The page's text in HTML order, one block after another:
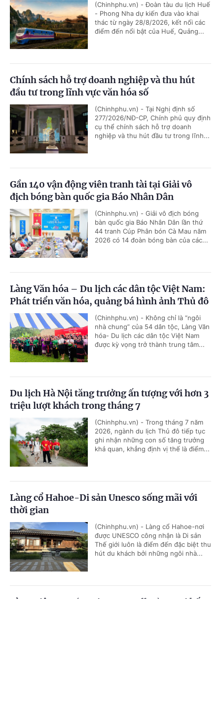
(Chinhphu.vn) - Đoàn tàu du lịch Huế
- Phong Nha dự kiến đưa vào khai
thác từ ngày 28/8/2026, kết nối các
điểm đến nổi bật của Huế, Quảng...
Chính sách hỗ trợ doanh nghiệp và thu hút
đầu tư trong lĩnh vực văn hóa số
(Chinhphu.vn) - Tại Nghị định số
277/2026/NĐ-CP, Chính phủ quy định
cụ thể chính sách hỗ trợ doanh
nghiệp và thu hút đầu tư trong lĩnh...
Gần 140 vận động viên tranh tài tại Giải vô
địch bóng bàn quốc gia Báo Nhân Dân
(Chinhphu.vn) - Giải vô địch bóng
bàn quốc gia Báo Nhân Dân lần thứ
44 tranh Cúp Phân bón Cà Mau năm
2026 có 14 đoàn bóng bàn của các...
Làng Văn hóa – Du lịch các dân tộc Việt Nam:
Phát triển văn hóa, quảng bá hình ảnh Thủ đô
(Chinhphu.vn) - Không chỉ là “ngôi
nhà chung” của 54 dân tộc, Làng Văn
hóa- Du lịch các dân tộc Việt Nam
được kỳ vọng trở thành trung tâm...
Du lịch Hà Nội tăng trưởng ấn tượng với hơn 3
triệu lượt khách trong tháng 7
(Chinhphu.vn) - Trong tháng 7 năm
2026, ngành du lịch Thủ đô tiếp tục
ghi nhận những con số tăng trưởng
khả quan, khẳng định vị thế là điểm...
Làng cổ Hahoe-Di sản Unesco sống mãi với
thời gian
(Chinhphu.vn) - Làng cổ Hahoe-nơi
được UNESCO công nhận là Di sản
Thế giới luôn là điểm đến đặc biệt thu
hút du khách bởi những ngôi nhà...
Làng Việt Nam (K-Vietnam Valley) – Nơi kết